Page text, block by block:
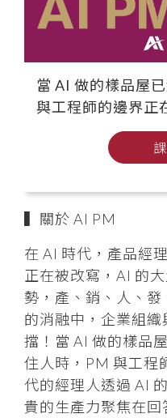
當 AI 做的樣品屋
與工程師的邊界正
▍關於 AI PM
在 AI 時代，產品經
正在被改寫，AI 的
勢，產、銷、人、
的消融中，企業組
擋！當 AI 做的樣品
住人時，PM 與工程
代的經理人透過 AI
貴的生產力聚焦在